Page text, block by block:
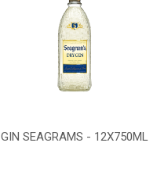
GIN SEAGRAMS - 12X750ML